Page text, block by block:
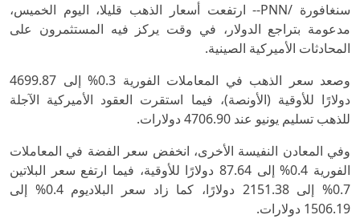
سنغافورة /PNN-- ارتفعت ‌أسعار الذهب قليلا، اليوم الخميس،
مدعومة بتراجع الدولار، في وقت يركز فيه المستثمرون على
المحادثات الأميركية الصينية.
وصعد سعر الذهب في المعاملات الفورية 0.3% إلى 4699.87
دولارًا للأوقية (الأونصة)، فيما استقرت العقود الأميركية ​الآجلة
للذهب تسليم يونيو عند ‌4706.90 دولارات.
وفي المعادن النفيسة الأخرى، ‌انخفض سعر الفضة في المعاملات
الفورية 0.4% إلى ​87.64 دولارًا للأوقية، فيما ارتفع سعر البلاتين
0.7% إلى ​2151.38 دولارًا، كما زاد سعر البلاديوم 0.4% إلى
1506.19 دولارات.